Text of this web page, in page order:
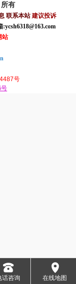
所有
联系本站 建议投诉
:ycsh6318@163.com
站
号
号
󰇯
话咨询
󰅊
在线地图